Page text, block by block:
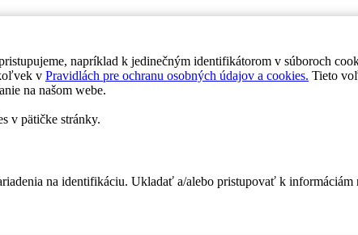
napríklad k jedinečným identifikátorom v súboroch
v Pravidlách pre ochranu osobných údajov a cookies. Tieto
na našom webe.
v pätičke stránky.
na identifikáciu. Ukladať a/alebo pristupovať k informáciám